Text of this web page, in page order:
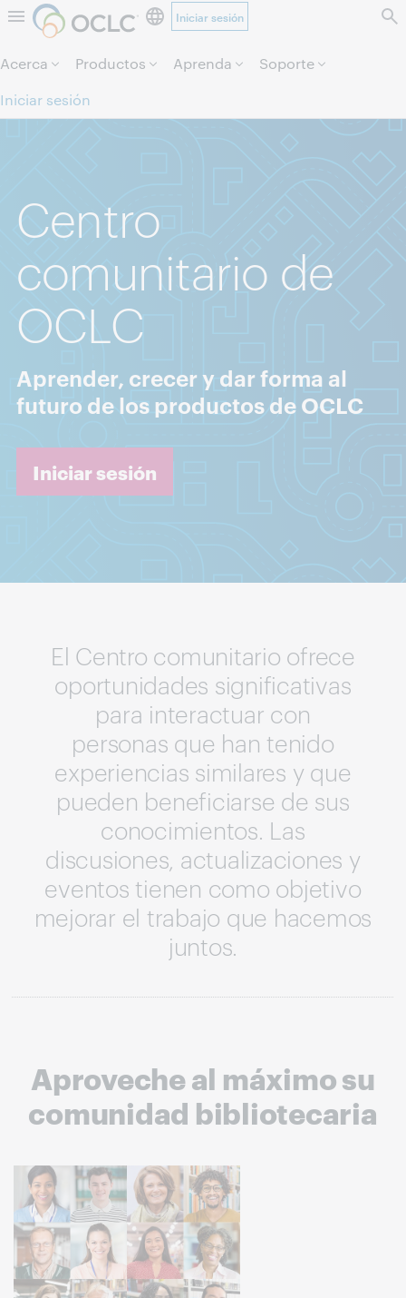
Saltar al contenido.
Iniciar sesión
Acerca Productos Aprenda
Soporte
Iniciar sesión
Centro
comunitario de
OCLC
Aprender, crecer y dar forma al
futuro de los productos de OCLC
Iniciar sesión
El Centro comunitario ofrece
oportunidades significativas
para interactuar con
personas que han tenido
experiencias similares y que
pueden beneficiarse de sus
conocimientos. Las
discusiones, actualizaciones y
eventos tienen como objetivo
mejorar el trabajo que hacemos
juntos.
Aproveche al máximo su
comunidad bibliotecaria